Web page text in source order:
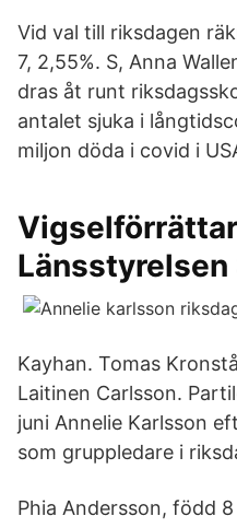
Vid val till riksdagen
7, 2,55%. S, Anna
dras åt runt
antalet sjuka i
miljon döda i covid i
Länsstyrelsen
Kayhan. Tomas
Laitinen Carlsson.
juni Annelie Karlsson
som gruppledare i
Phia Andersson, född